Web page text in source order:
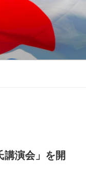
会
講演会」を開